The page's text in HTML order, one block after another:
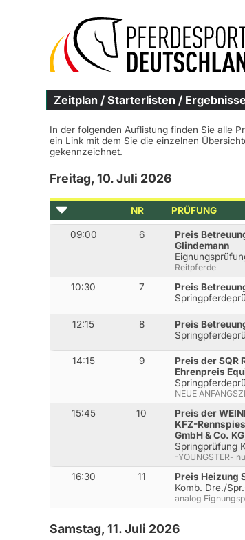
Zeitplan / Starterlisten / Ergebnisse
In der folgenden Auflistung finden Sie alle
ein Link mit dem Sie die einzelnen
gekennzeichnet.
Freitag, 10. Juli 2026
NR PRÜFUNG
09:00 6
Preis
Glindemann
Reitpferde
10:30 7
Preis
12:15 8
Preis
14:15 9
Preis der SQR
Ehrenpreis
NEUE
15:45 10
Preis der
KFZ-Rennspies
GmbH & Co.
Springprüfung
-YOUNGSTER-
16:30 11
Preis Heizung
Komb. Dre./
analog
Samstag, 11. Juli 2026